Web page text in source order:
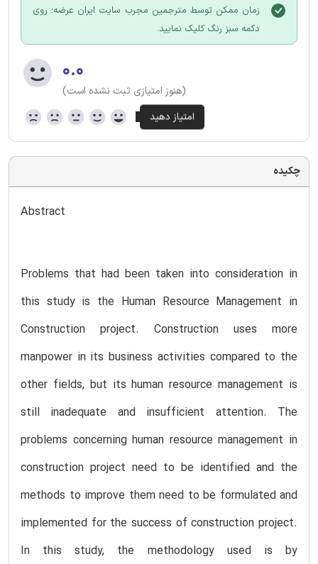
زمان ممکن توسط مترجمین مجرب سایت ایران عرضه؛ روی
دکمه سبز رنگ کلیک نمایید.
۰.۰
(هنوز امتیازی ثبت نشده است)
چکیده
Abstract
Problems that had been taken into consideration in
this study is the Human Resource Management in
Construction project. Construction uses more
manpower in its business activities compared to the
other fields, but its human resource management is
still inadequate and insufficient attention. The
problems concerning human resource management in
construction project need to be identified and the
methods to improve them need to be formulated and
implemented for the success of construction project.
In this study, the methodology used is by